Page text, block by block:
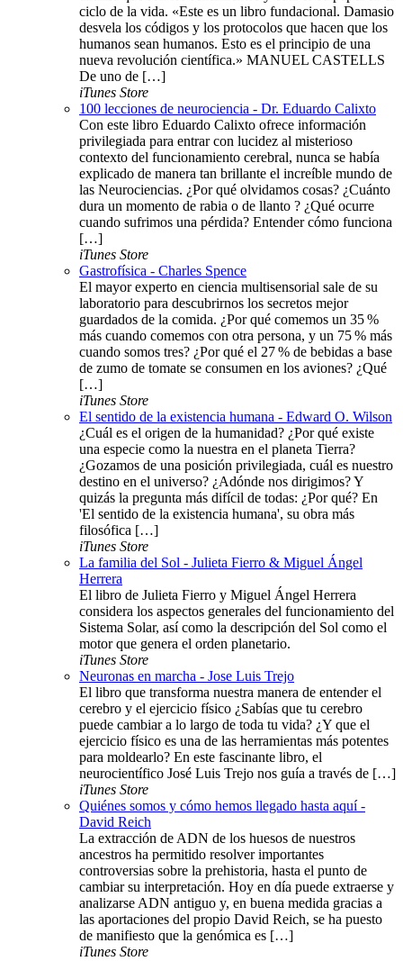
ciclo de la vida. «Este es un libro fundacional. Damasio
desvela los códigos y los protocolos que hacen que los
humanos sean humanos. Esto es el principio de una
nueva revolución científica.» MANUEL CASTELLS
De uno de […]
iTunes Store
100 lecciones de neurociencia - Dr. Eduardo Calixto
Con este libro Eduardo Calixto ofrece información
privilegiada para entrar con lucidez al misterioso
contexto del funcionamiento cerebral, nunca se había
explicado de manera tan brillante el increíble mundo de
las Neurociencias. ¿Por qué olvidamos cosas? ¿Cuánto
dura un momento de rabia o de llanto ? ¿Qué ocurre
cuando sufrimos una pérdida? Entender cómo funciona
[…]
iTunes Store
Gastrofísica - Charles Spence
El mayor experto en ciencia multisensorial sale de su
laboratorio para descubrirnos los secretos mejor
guardados de la comida. ¿Por qué comemos un 35 %
más cuando comemos con otra persona, y un 75 % más
cuando somos tres? ¿Por qué el 27 % de bebidas a base
de zumo de tomate se consumen en los aviones? ¿Qué
[…]
iTunes Store
El sentido de la existencia humana - Edward O. Wilson
¿Cuál es el origen de la humanidad? ¿Por qué existe
una especie como la nuestra en el planeta Tierra?
¿Gozamos de una posición privilegiada, cuál es nuestro
destino en el universo? ¿Adónde nos dirigimos? Y
quizás la pregunta más difícil de todas: ¿Por qué? En
'El sentido de la existencia humana', su obra más
filosófica […]
iTunes Store
La familia del Sol - Julieta Fierro & Miguel Ángel
Herrera
El libro de Julieta Fierro y Miguel Ángel Herrera
considera los aspectos generales del funcionamiento del
Sistema Solar, así como la descripción del Sol como el
motor que genera el orden planetario.
iTunes Store
Neuronas en marcha - Jose Luis Trejo
El libro que transforma nuestra manera de entender el
cerebro y el ejercicio físico ¿Sabías que tu cerebro
puede cambiar a lo largo de toda tu vida? ¿Y que el
ejercicio físico es una de las herramientas más potentes
para moldearlo? En este fascinante libro, el
neurocientífico José Luis Trejo nos guía a través de […]
iTunes Store
Quiénes somos y cómo hemos llegado hasta aquí -
David Reich
La extracción de ADN de los huesos de nuestros
ancestros ha permitido resolver importantes
controversias sobre la prehistoria, hasta el punto de
cambiar su interpretación. Hoy en día puede extraerse y
analizarse ADN antiguo y, en buena medida gracias a
las aportaciones del propio David Reich, se ha puesto
de manifiesto que la genómica es […]
iTunes Store